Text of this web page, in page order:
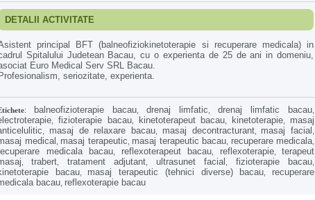
DETALII ACTIVITATE
principal BFT (balneofiziokinetoterapie si recuperare medicala) in
Spitalului Judetean Bacau, cu o experienta de 25 de ani in domeniu,
Euro Medical Serv SRL Bacau.
Profesionalism, seriozitate, experienta.
: balneofizioterapie bacau drenaj limfatic drenaj limfatic bacau
fizioterapie bacau, kinetoterapeut bacau kinetoterapie
masaj
masaj de relaxare bacau masaj decontracturant, masaj facial
medical masaj terapeutic masaj terapeutic bacau recuperare medicala
medicala bacau reflexoterapeut bacau reflexoterapie, terapeut
,trabert tratament adjutant ultrasunet facial fizioterapie bacau
bacau, masaj terapeutic (tehnici diverse) bacau
recuperare
bacau reflexoterapie bacau